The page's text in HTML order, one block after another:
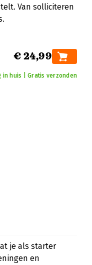
Van solliciteren
€ 24,99
in huis | Gratis verzonden
je als starter
en